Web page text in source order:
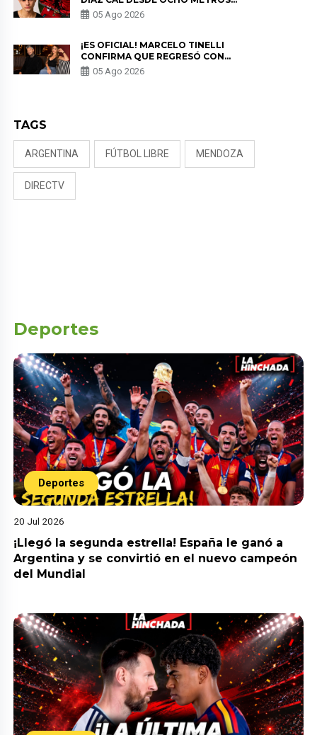
EN “ESTO ES GUERRA” Y GENERA
PREOCUPACIÓN
05 Ago 2026
¡ES OFICIAL! MARCELO TINELLI
CONFIRMA QUE REGRESÓ CON
MILETT FIGUEROA: “EL AMOR
PUDO MÁS”
05 Ago 2026
TAGS
ARGENTINA FÚTBOL LIBRE MENDOZA
DIRECTV
Deportes
Deportes
20 Jul 2026
¡Llegó la segunda estrella! España le ganó a
Argentina y se convirtió en el nuevo campeón
del Mundial